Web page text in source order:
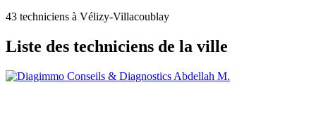
43 techniciens à Vélizy-Villacoublay
Liste des techniciens de la ville
Abdellah M.